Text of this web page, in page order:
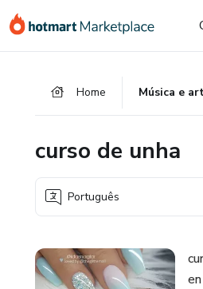
para
para
para
Home Música e
curso de unha
Português